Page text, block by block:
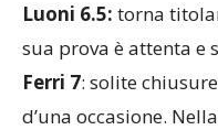
Luoni 6.5: torna
sua prova è attenta e
Ferri 7: solite
d’una occasione.